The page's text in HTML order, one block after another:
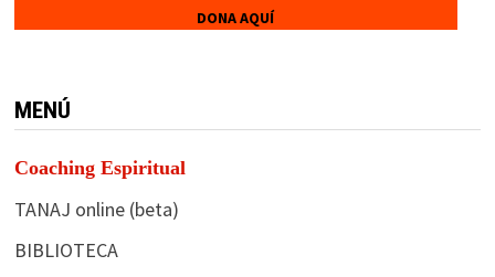
DONA AQUÍ
MENÚ
Coaching Espiritual
TANAJ online (beta)
BIBLIOTECA